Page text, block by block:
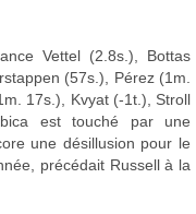
Vettel (2.8s.), Bottas
(57s.), Pérez (1m.
17s.), Kvyat (-1t.), Stroll
est touché par une
une désillusion pour le
précédait Russell à la